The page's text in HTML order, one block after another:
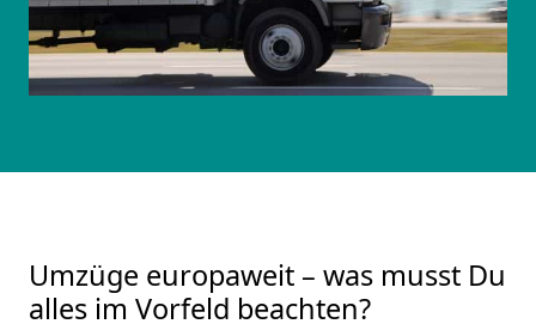
Umzüge europaweit – was musst Du
alles im Vorfeld beachten?